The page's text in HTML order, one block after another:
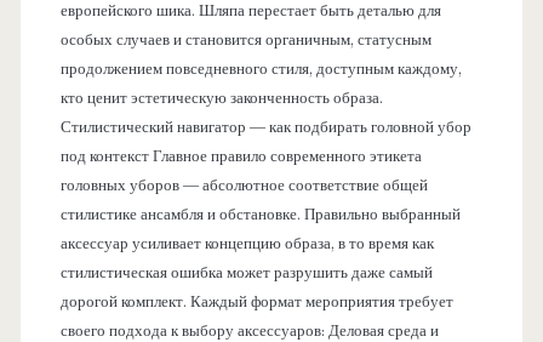
европейского шика. Шляпа перестает быть деталью для
особых случаев и становится органичным, статусным
продолжением повседневного стиля, доступным каждому,
кто ценит эстетическую законченность образа.
Стилистический навигатор — как подбирать головной убор
под контекст Главное правило современного этикета
головных уборов — абсолютное соответствие общей
стилистике ансамбля и обстановке. Правильно выбранный
аксессуар усиливает концепцию образа, в то время как
стилистическая ошибка может разрушить даже самый
дорогой комплект. Каждый формат мероприятия требует
своего подхода к выбору аксессуаров: Деловая среда и